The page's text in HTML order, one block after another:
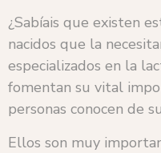
¿Sabíais que existen
nacidos que la
especializados en la
fomentan su vital
personas conocen de
Ellos son muy